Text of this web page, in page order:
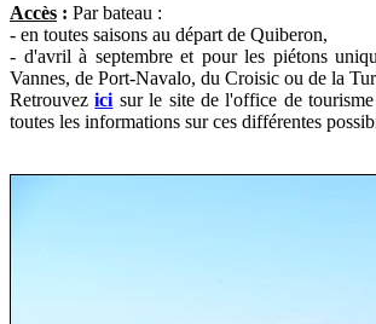
Accès : Par bateau :
- en toutes saisons au départ de Quiberon,
- d'avril à septembre et pour les piétons
Vannes, de Port-Navalo, du Croisic ou de la
Retrouvezici sur le site de l'office de
toutes les informations sur ces différentes